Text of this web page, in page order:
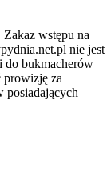
wstępu na
nie jest
do bukmacherów
za
posiadających